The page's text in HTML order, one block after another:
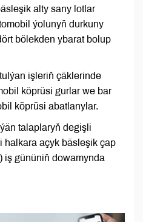
alty sany lotlar
ýolunyň durkuny
bölekden ybarat bolup
işleriň çäklerinde
köprüsi gurlar we bar
köprüsi abatlanylar.
talaplaryň degişli
halkara açyk bäsleşik çap
iş gününiň dowamynda